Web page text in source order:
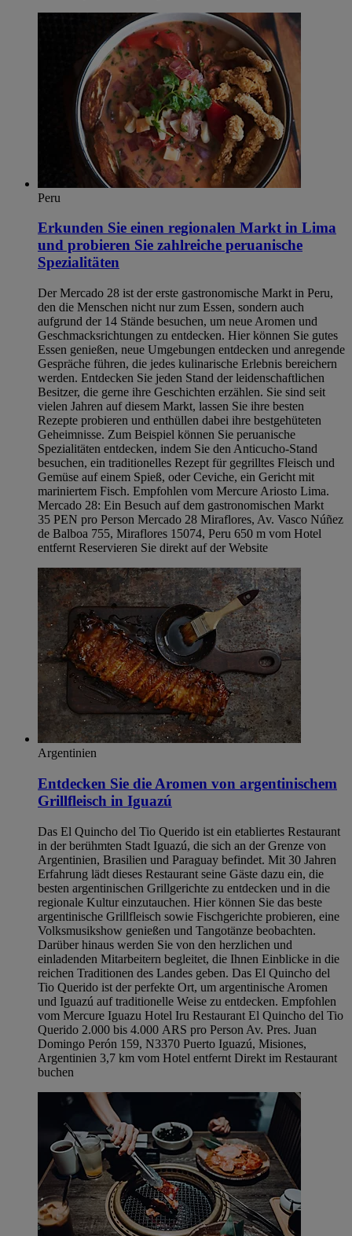
Peru
Erkunden Sie einen regionalen Markt in Lima
und probieren Sie zahlreiche peruanische
Spezialitäten
Der Mercado 28 ist der erste gastronomische Markt in Peru,
den die Menschen nicht nur zum Essen, sondern auch
aufgrund der 14 Stände besuchen, um neue Aromen und
Geschmacksrichtungen zu entdecken. Hier können Sie gutes
Essen genießen, neue Umgebungen entdecken und anregende
Gespräche führen, die jedes kulinarische Erlebnis bereichern
werden. Entdecken Sie jeden Stand der leidenschaftlichen
Besitzer, die gerne ihre Geschichten erzählen. Sie sind seit
vielen Jahren auf diesem Markt, lassen Sie ihre besten
Rezepte probieren und enthüllen dabei ihre bestgehüteten
Geheimnisse. Zum Beispiel können Sie peruanische
Spezialitäten entdecken, indem Sie den Anticucho-Stand
besuchen, ein traditionelles Rezept für gegrilltes Fleisch und
Gemüse auf einem Spieß, oder Ceviche, ein Gericht mit
mariniertem Fisch. Empfohlen vom Mercure Ariosto Lima.
Mercado 28: Ein Besuch auf dem gastronomischen Markt
35 PEN pro Person Mercado 28 Miraflores, Av. Vasco Núñez
de Balboa 755, Miraflores 15074, Peru 650 m vom Hotel
entfernt Reservieren Sie direkt auf der Website
Argentinien
Entdecken Sie die Aromen von argentinischem
Grillfleisch in Iguazú
Das El Quincho del Tio Querido ist ein etabliertes Restaurant
in der berühmten Stadt Iguazú, die sich an der Grenze von
Argentinien, Brasilien und Paraguay befindet. Mit 30 Jahren
Erfahrung lädt dieses Restaurant seine Gäste dazu ein, die
besten argentinischen Grillgerichte zu entdecken und in die
regionale Kultur einzutauchen. Hier können Sie das beste
argentinische Grillfleisch sowie Fischgerichte probieren, eine
Volksmusikshow genießen und Tangotänze beobachten.
Darüber hinaus werden Sie von den herzlichen und
einladenden Mitarbeitern begleitet, die Ihnen Einblicke in die
reichen Traditionen des Landes geben. Das El Quincho del
Tio Querido ist der perfekte Ort, um argentinische Aromen
und Iguazú auf traditionelle Weise zu entdecken. Empfohlen
vom Mercure Iguazu Hotel Iru Restaurant El Quincho del Tio
Querido 2.000 bis 4.000 ARS pro Person Av. Pres. Juan
Domingo Perón 159, N3370 Puerto Iguazú, Misiones,
Argentinien 3,7 km vom Hotel entfernt Direkt im Restaurant
buchen